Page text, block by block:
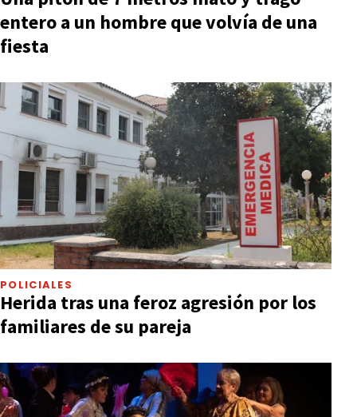
entero a un hombre que volvía de una
fiesta
POLICIALES
Herida tras una feroz agresión por los
familiares de su pareja